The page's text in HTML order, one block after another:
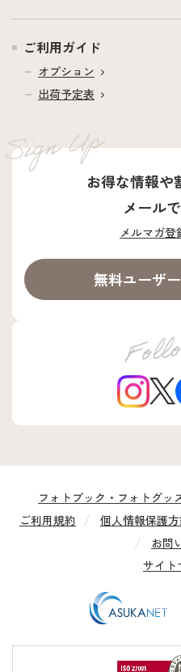
ご利用ガイド
オプション
出荷予定表
お得な情報や
メール
メルマガ登
無料ユーザ
フォトブック・フォトグッ
ご利用規約
個人情報保護
お問
サイト